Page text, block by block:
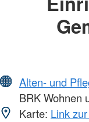
Alten- und
BRK Wohnen
Karte: Link